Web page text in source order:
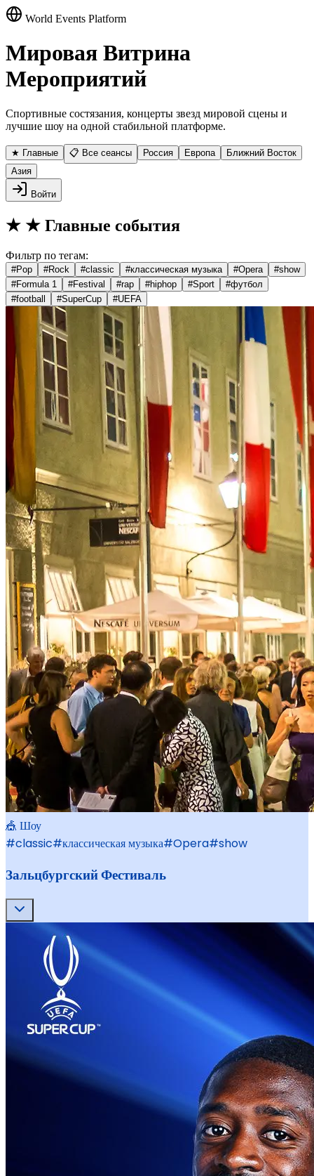
World Events Platform
Мировая Витрина
Мероприятий
Спортивные состязания, концерты звезд мировой сцены и
лучшие шоу на одной стабильной платформе.
★ Главные 📋 Все сеансы Россия Европа
Ближний Восток
Азия
Войти
★ ★ Главные события
Фильтр по тегам:
#Pop #Rock #classic #классическая музыка #Opera #show
#Formula 1 #Festival #rap #hiphop #Sport #футбол
#football #SuperCup #UEFA
🎪 Шоу
#classic#классическая музыка#Opera#show
Зальцбургский Фестиваль